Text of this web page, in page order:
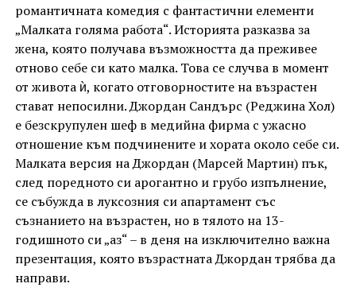
романтичната комедия с фантастични елементи
„Малката голяма работа“. Историята разказва за
жена, която получава възможността да преживее
отново себе си като малка. Това се случва в момент
от живота ѝ, когато отговорностите на възрастен
стават непосилни. Джордан Сандърс (Реджина Хол)
е безскрупулен шеф в медийна фирма с ужасно
отношение към подчинените и хората около себе си.
Малката версия на Джордaн (Марсей Мартин) пък,
след поредното си арогантно и грубо изпълнение,
се събужда в луксозния си апартамент със
съзнанието на възрастен, но в тялото на 13-
годишното си „аз“ – в деня на изключително важна
презентация, която възрастната Джордан трябва да
направи.